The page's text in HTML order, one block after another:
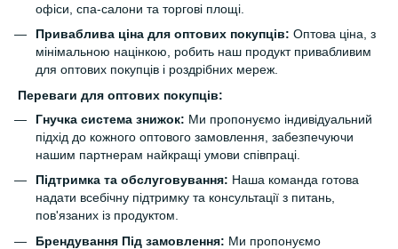
офіси, спа-салони та торгові площі.
Приваблива ціна для оптових покупців: Оптова ціна, з
мінімальною націнкою, робить наш продукт привабливим
для оптових покупців і роздрібних мереж.
Переваги для оптових покупців:
Гнучка система знижок: Ми пропонуємо індивідуальний
підхід до кожного оптового замовлення, забезпечуючи
нашим партнерам найкращі умови співпраці.
Підтримка та обслуговування: Наша команда готова
надати всебічну підтримку та консультації з питань,
пов'язаних із продуктом.
Брендування Під замовлення: Ми пропонуємо